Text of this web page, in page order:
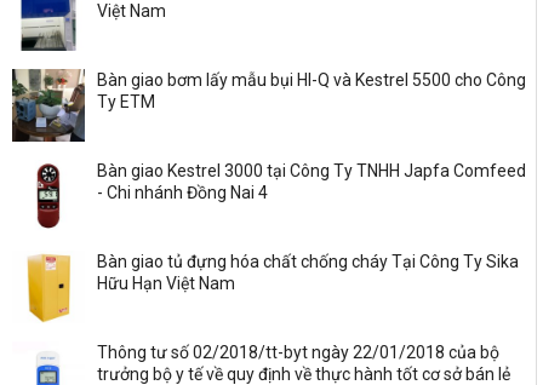
Việt Nam
Bàn giao bơm lấy mẫu bụi HI-Q và Kestrel 5500 cho Công
Ty ETM
Bàn giao Kestrel 3000 tại Công Ty TNHH Japfa Comfeed
- Chi nhánh Đồng Nai 4
Bàn giao tủ đựng hóa chất chống cháy Tại Công Ty Sika
Hữu Hạn Việt Nam
Thông tư số 02/2018/tt-byt ngày 22/01/2018 của bộ
trưởng bộ y tế về quy định về thực hành tốt cơ sở bán lẻ